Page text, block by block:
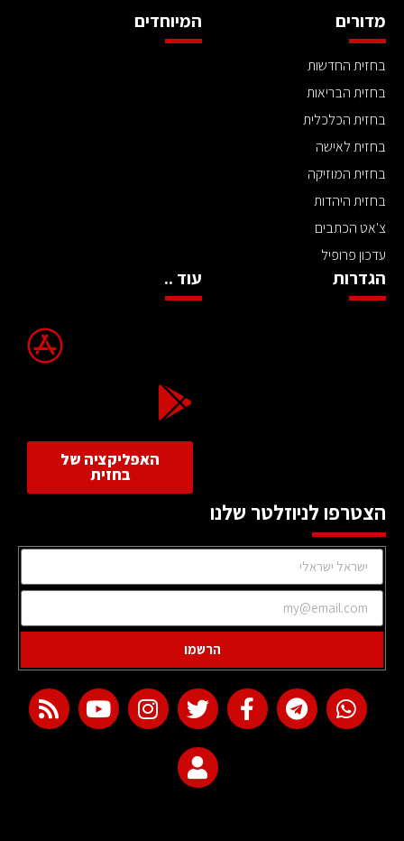
מדורים
בחזית החדשות
בחזית הבריאות
בחזית הכלכלית
בחזית לאישה
בחזית המוזיקה
בחזית היהדות
צ'אט הכתבים
עדכון פרופיל
המיוחדים
הגדרות עוד ..
האפליקציה של
בחזית
הצטרפו לניוזלטר שלנו
הרשמו